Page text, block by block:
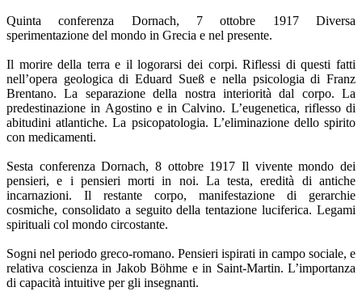
Quinta conferenza Dornach, 7 ottobre 1917 Diversa
sperimentazione del mondo in Grecia e nel presente.
Il morire della terra e il logorarsi dei corpi. Riflessi di questi fatti
nell’opera geologica di Eduard Sueß e nella psicologia di Franz
Brentano. La separazione della nostra interiorità dal corpo. La
predestinazione in Agostino e in Calvino. L’eugenetica, riflesso di
abitudini atlantiche. La psicopatologia. L’eliminazione dello spirito
con medicamenti.
Sesta conferenza Dornach, 8 ottobre 1917 Il vivente mondo dei
pensieri, e i pensieri morti in noi. La testa, eredità di antiche
incarnazioni. Il restante corpo, manifestazione di gerarchie
cosmiche, consolidato a seguito della tentazione luciferica. Legami
spirituali col mondo circostante.
Sogni nel periodo greco-romano. Pensieri ispirati in campo sociale, e
relativa coscienza in Jakob Böhme e in Saint-Martin. L’importanza
di capacità intuitive per gli insegnanti.